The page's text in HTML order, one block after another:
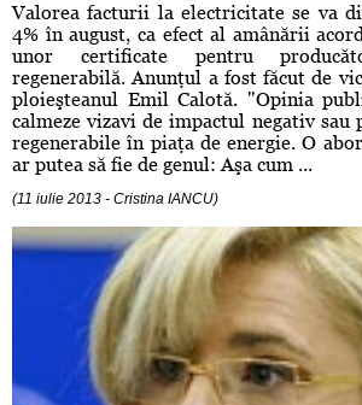
Valorea facturii la electricitate se va
4% în august, ca efect al amânării
unor certificate pentru
regenerabilă. Anunţul a fost făcut de
ploieşteanul Emil Calotă. "Opinia
calmeze vizavi de impactul negativ
regenerabile în piaţa de energie. O
ar putea să fie de genul: Aşa cum ...
(11 iulie 2013 - Cristina IANCU)